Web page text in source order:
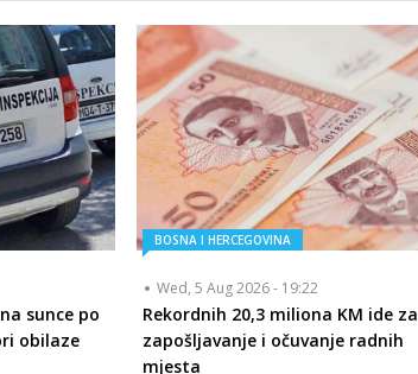
sunce po
obilaze
BOSNA I HERCEGOVINA
Wed, 5 Aug 2026 - 19:22
Rekordnih 20,3 miliona KM ide za
zapošljavanje i očuvanje radnih
mjesta